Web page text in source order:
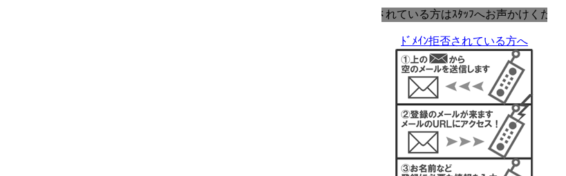
迷惑ﾒｰﾙ対策をされている方はｽﾀｯﾌへお声かけください。
ﾄﾞﾒｲﾝ拒否されている方へ